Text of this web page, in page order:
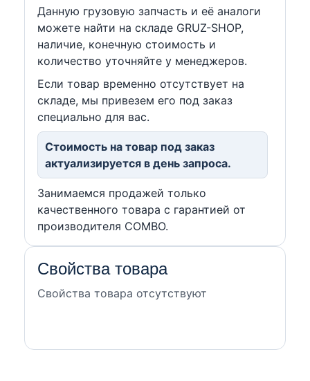
Данную грузовую запчасть и её аналоги
можете найти на складе GRUZ-SHOP,
наличие, конечную стоимость и
количество уточняйте у менеджеров.
Если товар временно отсутствует на
складе, мы привезем его под заказ
специально для вас.
Стоимость на товар под заказ
актуализируется в день запроса.
Занимаемся продажей только
качественного товара с гарантией от
производителя COMBO.
Свойства товара
Свойства товара отсутствуют